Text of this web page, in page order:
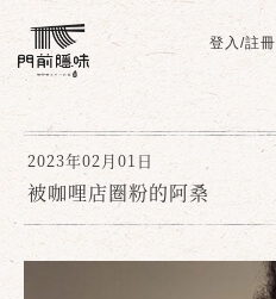
登入/註冊
2023年02月01日
被咖哩店圈粉的阿桑